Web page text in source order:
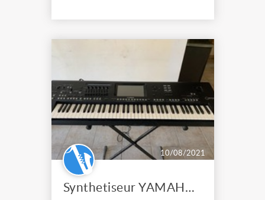
10/08/2021
Synthetiseur YAMAHA GENOS